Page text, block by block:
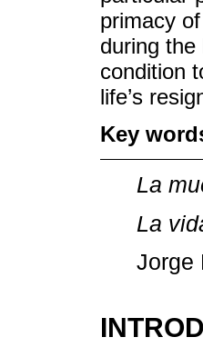
primacy
during
condition
life’s
Key
La
La
Jorge